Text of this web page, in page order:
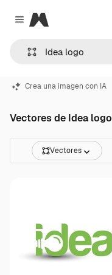
Close menu
Magnific
Crea una imagen con IA
Vectores de Idea logo
Vectores